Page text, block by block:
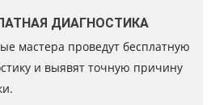
ДИАГНОСТИКА
мастера проведут бесплатную
и выявят точную причину